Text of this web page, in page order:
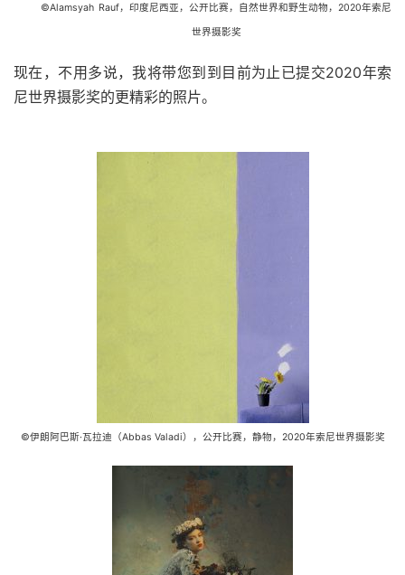
©Alamsyah Rauf，印度尼西亚，公开比赛，自然世界和野生动物，2020年索尼
世界摄影奖
现在，不用多说，我将带您到到目前为止已提交2020年索
尼世界摄影奖的更精彩的照片。
©伊朗阿巴斯·瓦拉迪（Abbas Valadi），公开比赛，静物，2020年索尼世界摄影奖